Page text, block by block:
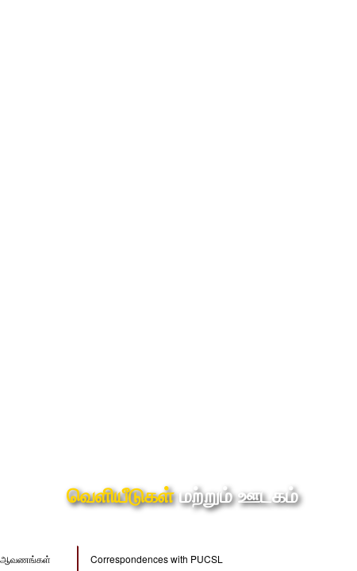
வெளியீடுகள்மற்றும் ஊடகம்
ஆவணங்கள் Correspondences with PUCSL